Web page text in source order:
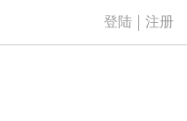
登陆 注册